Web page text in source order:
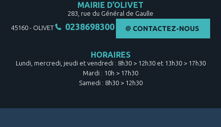
MAIRIE D’OLIVET
283, rue du Général de Gaulle
45160 - OLIVET 0238698300 CONTACTEZ-NOUS
HORAIRES
Lundi, mercredi, jeudi et vendredi : 8h30 > 12h30 et 13h30 > 17h30
Mardi : 10h > 17h30
Samedi : 8h30 > 12h30